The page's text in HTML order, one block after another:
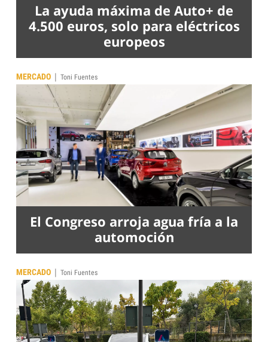
La ayuda máxima de Auto+ de
4.500 euros, solo para eléctricos
europeos
MERCADO | Toni Fuentes
El Congreso arroja agua fría a la
automoción
MERCADO | Toni Fuentes